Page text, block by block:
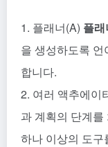
1. 플래너(A) 플래
을 생성하도록
합니다.
2. 여러 액추에이
과 계획의 단계
하나 이상의 도구